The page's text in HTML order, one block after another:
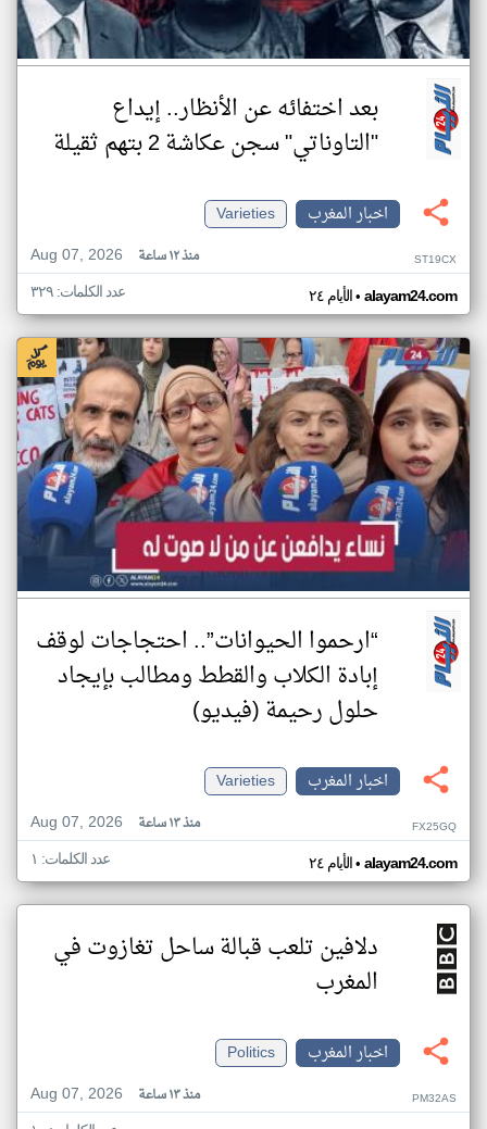
بعد اختفائه عن الأنظار.. إيداع
"التاوناتي" سجن عكاشة 2 بتهم ثقيلة
اخبار المغرب
Varieties
Aug 07, 2026
منذ ١٢ ساعة ST19CX
الأيام ٢٤• alayam24.com عدد الكلمات: ٣٢٩
“ارحموا الحيوانات”.. احتجاجات لوقف
إبادة الكلاب والقطط ومطالب بإيجاد
حلول رحيمة (فيديو)
اخبار المغرب
Varieties
Aug 07, 2026
منذ ١٣ ساعة FX25GQ
الأيام ٢٤• alayam24.com عدد الكلمات: ١
دلافين تلعب قبالة ساحل تغازوت في
المغرب
اخبار المغرب
Politics
Aug 07, 2026
منذ ١٣ ساعة PM32AS